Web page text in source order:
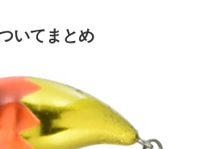
いてまとめ